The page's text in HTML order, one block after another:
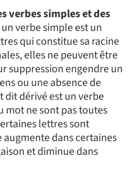
verbes simples et des
verbe simple est un
qui constitue sa racine
elles ne peuvent être
suppression engendre un
ou une absence de
dit dérivé est un verbe
mot ne sont pas toutes
lettres sont
dans certaines
et diminue dans